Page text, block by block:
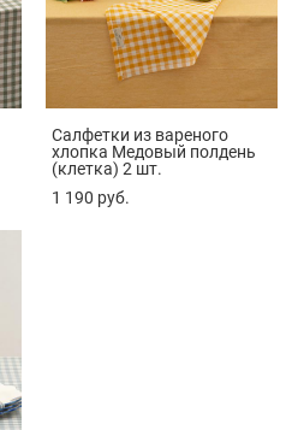
Салфетки из вареного
хлопка Медовый полдень
(клетка) 2 шт.
1 190 pуб.